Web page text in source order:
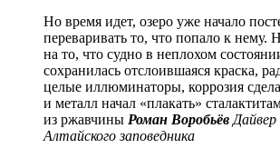
Но время идет, озеро уже начало
переваривать то, что попало к нему.
на то, что судно в неплохом
сохранилась отслоившаяся краска,
целые иллюминаторы, коррозия
и металл начал «плакать»
из ржавчины Роман Воробьёв
Алтайского заповедника